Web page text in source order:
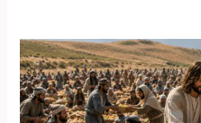
Jehová-
Jireh:
Dios
es